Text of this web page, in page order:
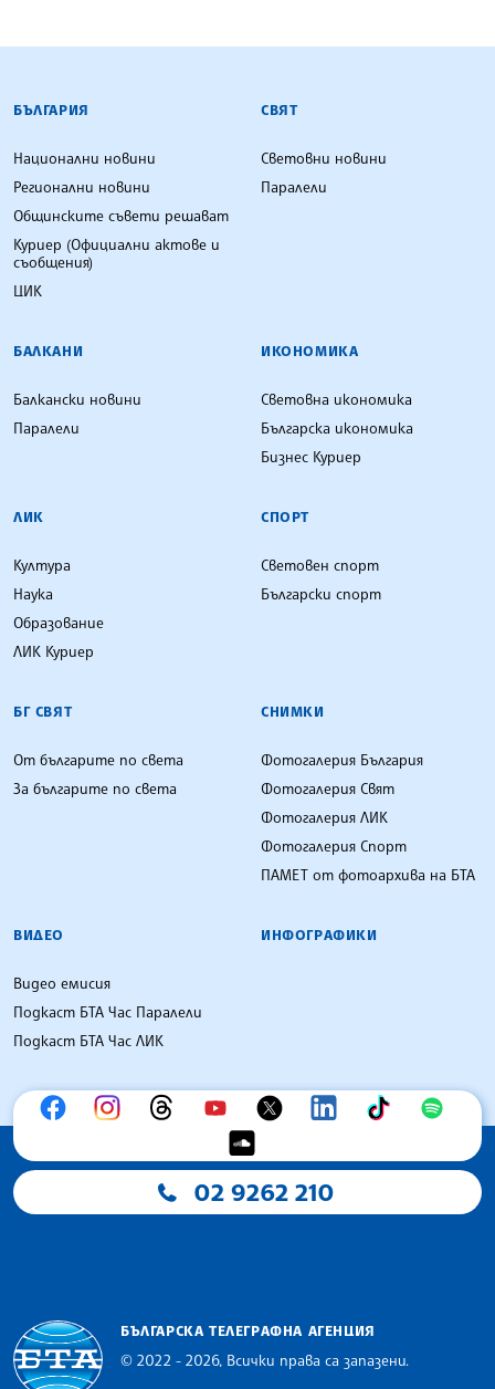
БЪЛГАРСКА ТЕЛЕГРАФНА АГЕНЦИЯ
БЪЛГАРИЯ
Национални новини
Регионални новини
Общинските съвети решават
Куриер (Официални актове и
съобщения)
ЦИК
СВЯТ
Световни новини
Паралели
БАЛКАНИ
Балкански новини
Паралели
ИКОНОМИКА
Световна икономика
Българска икономика
Бизнес Куриер
ЛИК
Култура
Наука
Образование
ЛИК Куриер
СПОРТ
Световен спорт
Български спорт
БГ СВЯТ
От българите по света
За българите по света
СНИМКИ
Фотогалерия България
Фотогалерия Свят
Фотогалерия ЛИК
Фотогалерия Спорт
ПАМЕТ от фотоархива на БТА
ВИДЕО
Видео емисия
Подкаст БТА Час Паралели
Подкаст БТА Час ЛИК
ИНФОГРАФИКИ
02 9262 210
БЪЛГАРСКА ТЕЛЕГРАФНА АГЕНЦИЯ
© 2022 - 2026, Всички права са запазени.